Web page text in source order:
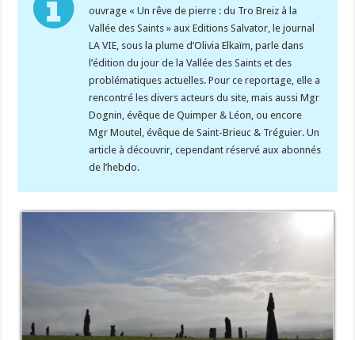
ouvrage « Un rêve de pierre : du Tro Breiz à la
Vallée des Saints » aux Editions Salvator, le journal
LA VIE, sous la plume d’Olivia Elkaïm, parle dans
l’édition du jour de la Vallée des Saints et des
problématiques actuelles. Pour ce reportage, elle a
rencontré les divers acteurs du site, mais aussi Mgr
Dognin, évêque de Quimper & Léon, ou encore
Mgr Moutel, évêque de Saint-Brieuc & Tréguier. Un
article à découvrir, cependant réservé aux abonnés
de l’hebdo.